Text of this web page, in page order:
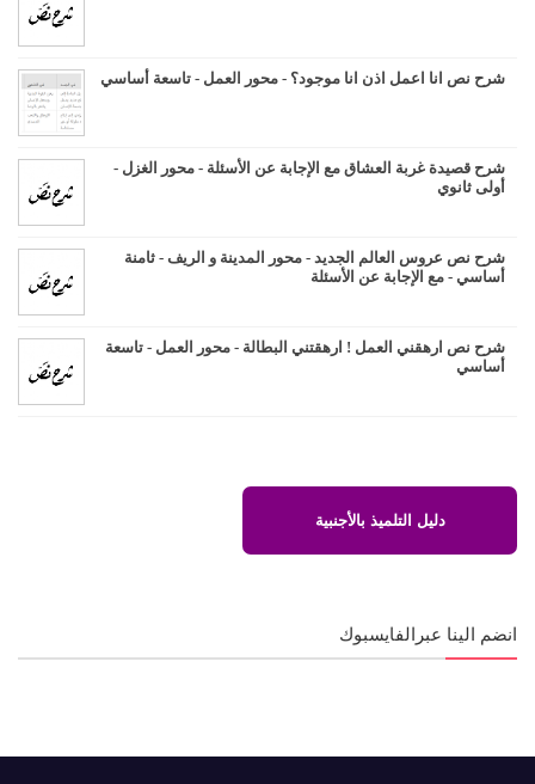
شرح نص انا اعمل اذن انا موجود؟ - محور العمل - تاسعة أساسي
شرح قصيدة غربة العشاق مع الإجابة عن الأسئلة - محور الغزل -
أولى ثانوي
شرح نص عروس العالم الجديد - محور المدينة و الريف - ثامنة
أساسي - مع الإجابة عن الأسئلة
شرح نص ارهقني العمل ! ارهقتني البطالة - محور العمل - تاسعة
أساسي
دليل التلميذ بالأجنبية
انضم الينا عبرالفايسبوك